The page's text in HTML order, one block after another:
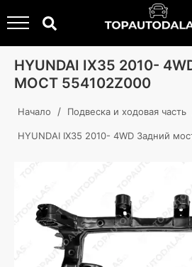
HYUNDAI IX35 2010-
МОСТ 554102Z000
Начало / Подвеска и ходовая часть
HYUNDAI IX35 2010- 4WD Задний